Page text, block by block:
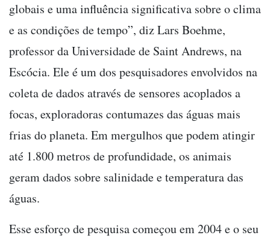
globais e uma influência significativa sobre o clima
e as condições de tempo”, diz Lars Boehme,
professor da Universidade de Saint Andrews, na
Escócia. Ele é um dos pesquisadores envolvidos na
coleta de dados através de sensores acoplados a
focas, exploradoras contumazes das águas mais
frias do planeta. Em mergulhos que podem atingir
até 1.800 metros de profundidade, os animais
geram dados sobre salinidade e temperatura das
águas.
Esse esforço de pesquisa começou em 2004 e o seu